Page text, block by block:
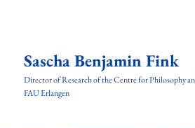
Sascha Benjamin Fink
Director of Research of the Centre for Philosophy
FAU Erlangen